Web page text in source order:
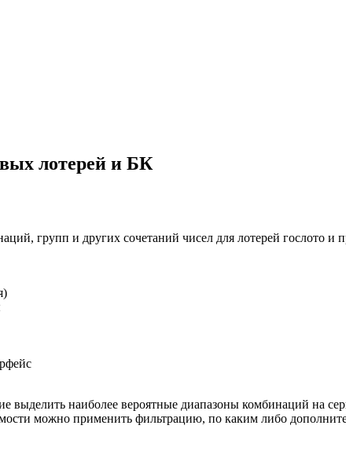
лотерей и БК
групп и других сочетаний чисел для лотерей гослото
наиболее вероятные диапазоны комбинаций на
можно применить фильтрацию, по каким либо